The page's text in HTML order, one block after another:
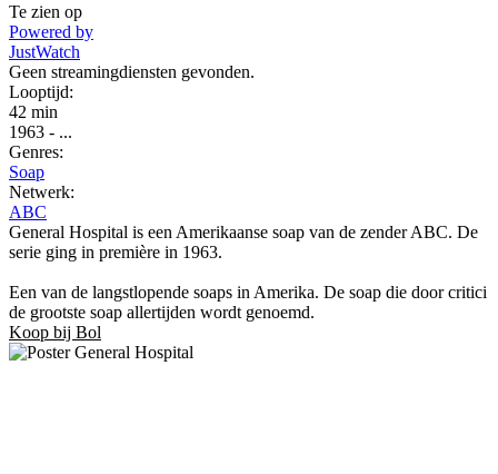
Te zien op
Powered by
JustWatch
Geen streamingdiensten gevonden.
Looptijd:
42 min
1963 - ...
Genres:
Soap
Netwerk:
ABC
General Hospital is een Amerikaanse soap van de zender ABC. De
serie ging in première in 1963.
Een van de langstlopende soaps in Amerika. De soap die door critici
de grootste soap allertijden wordt genoemd.
Koop bij Bol